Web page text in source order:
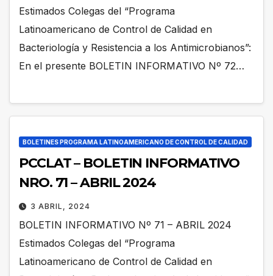
Estimados Colegas del “Programa
Latinoamericano de Control de Calidad en
Bacteriología y Resistencia a los Antimicrobianos”:
En el presente BOLETIN INFORMATIVO Nº 72…
BOLETINES PROGRAMA LATINOAMERICANO DE CONTROL DE CALIDAD
PCCLAT – BOLETIN INFORMATIVO
NRO. 71 – ABRIL 2024
3 ABRIL, 2024
BOLETIN INFORMATIVO Nº 71 – ABRIL 2024
Estimados Colegas del “Programa
Latinoamericano de Control de Calidad en